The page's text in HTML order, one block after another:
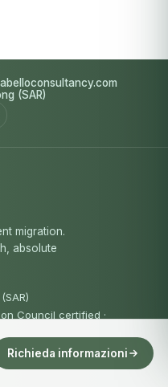
Richieda informazioni
(SAR)
migration.
absolute
Council certified ·